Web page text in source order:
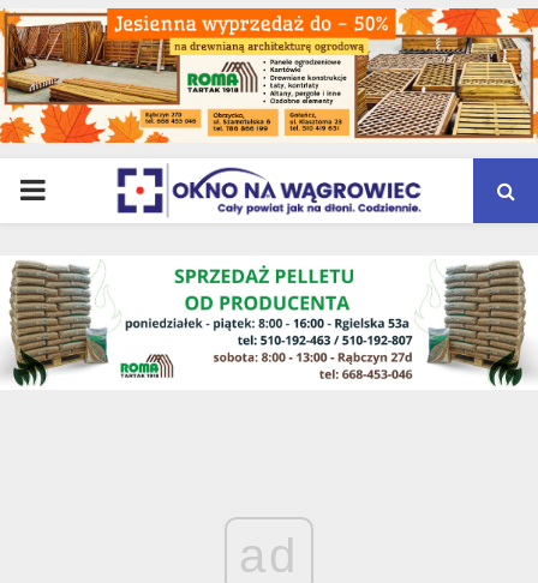
PRIMARY
MENU
ad